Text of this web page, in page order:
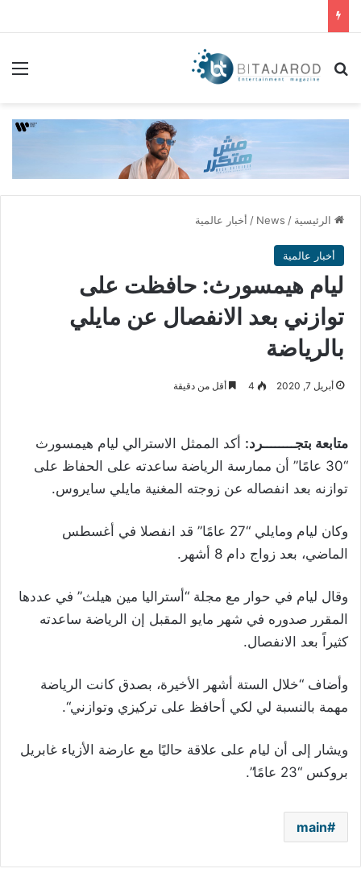
بحث عن
الرئيسية /
News
/ أخبار عالمية
أخبار عالمية
ليام هيمسورث: حافظت على
توازني بعد الانفصال عن مايلي
بالرياضة
أبريل 7, 2020 4 أقل من دقيقة
متابعة بتجــــــــرد: أكد الممثل الاسترالي ليام هيمسورث
“30 عامًا” أن ممارسة الرياضة ساعدته على الحفاظ على
توازنه بعد انفصاله عن زوجته المغنية مايلي سايروس.
وكان ليام ومايلي “27 عامًا” قد انفصلا في أغسطس
الماضي، بعد زواج دام 8 أشهر
.
وقال ليام في حوار مع مجلة “أستراليا مين هيلث” في عددها
المقرر صدوره في شهر مايو المقبل إن الرياضة ساعدته
كثيراً بعد الانفصال.
وأضاف “خلال الستة أشهر الأخيرة، بصدق كانت الرياضة
مهمة بالنسبة لي لكي أحافظ على تركيزي وتوازني“.
ويشار إلى أن ليام على علاقة حاليًا مع عارضة الأزياء غابريل
بروكس “23 عامًا”.
main